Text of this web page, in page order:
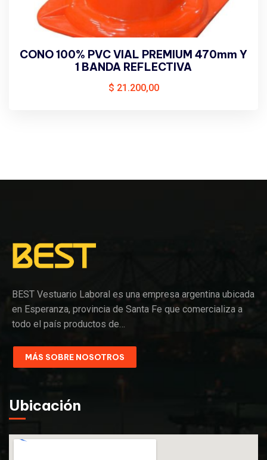
CONO 100% PVC VIAL PREMIUM 470mm Y
1 BANDA REFLECTIVA
$ 21.200,00
BEST Vestuario Laboral es una empresa argentina ubicada
en Esperanza, provincia de Santa Fe que comercializa a
todo el país productos de…
MÁS SOBRE NOSOTROS
Ubicación